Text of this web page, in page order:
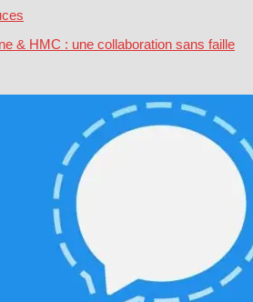
& HMC : une collaboration sans faille